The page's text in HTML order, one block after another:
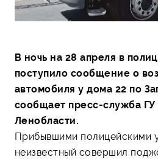
В ночь на 28 апреля в
поступило сообщение о
автомобиля у дома 22 по
сообщает пресс-служба
Ленобласти.
Прибывшими полицейскими
неизвестный совершил